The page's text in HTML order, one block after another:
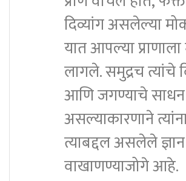
दिव्यांग असलेल्या
यात आपल्या
लागले. समुद्रच त्यांचे
आणि जगण्याचे साधन
असल्याकारणाने
त्याबद्दल असलेले ज्ञान
वाखाणण्याजोगे आहे.